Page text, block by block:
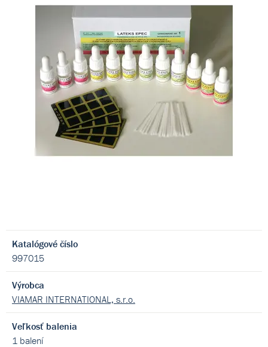
Katalógové číslo
997015
Výrobca
VIAMAR INTERNATIONAL, s.r.o.
Veľkosť balenia
1 balení